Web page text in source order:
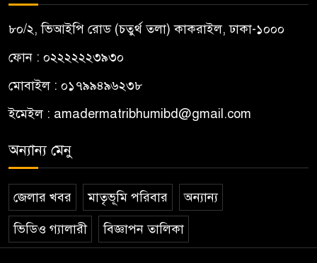
ফেন্সিডিলসহ রাজশাহীর শীর্ষ
৯
বড়লেখায় গণঅভ্যুত্থান দিবস
উপলক্ষে মাসব্যাপী বৃক্ষরোপণ
১০
৮০/২, ভিআইপি রোড (চতুর্থ তলা) কাকরাইল, ঢাকা-১০০০
ফোন : ০২২২২২২৩৯৩০
মোবাইল : ০১৭৯৯৪৯৬২৩৮
ইমেইল : amadermatribhumibd@gmail.com
অন্যান্য মেনু
জেলার খবর মাতৃভূমি পরিবার অন্যান্য
ভিডিও গ্যালারী বিজ্ঞাপন তালিকা